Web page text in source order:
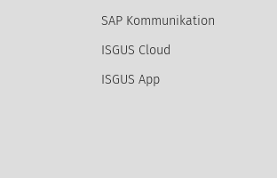
SAP Kommunikation
ISGUS Cloud
ISGUS App